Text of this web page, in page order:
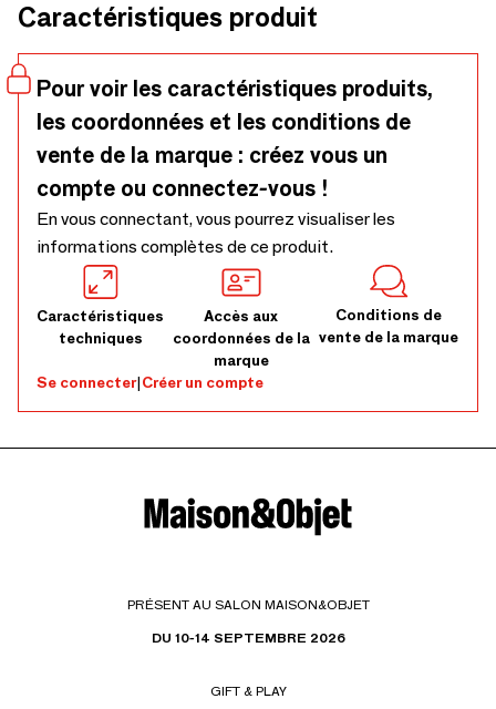
Caractéristiques produit
Pour voir les caractéristiques produits,
les coordonnées et les conditions de
vente de la marque : créez vous un
compte ou connectez-vous !
En vous connectant, vous pourrez visualiser les
informations complètes de ce produit.
Caractéristiques
techniques
Accès aux
coordonnées de la
marque
Conditions de
vente de la marque
Se connecter|Créer un compte
PRÉSENT AU SALON MAISON&OBJET
DU 10-14 SEPTEMBRE 2026
GIFT & PLAY